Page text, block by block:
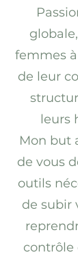
femmes
de leur
leurs
Mon but
de vous
outils
de subir
contrôle